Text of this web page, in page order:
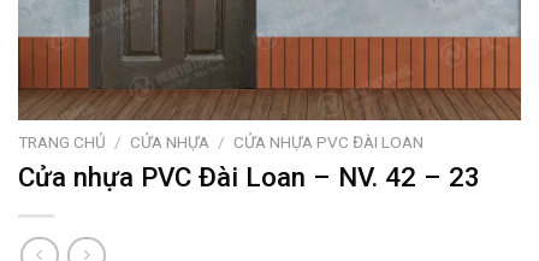
TRANG CHỦ / CỬA NHỰA / CỬA NHỰA PVC ĐÀI LOAN
Cửa nhựa PVC Đài Loan – NV. 42 – 23